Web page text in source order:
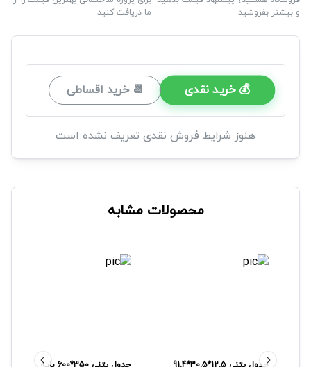
و بیشتر بفروشید
ما دریافت کنید
💰 خرید نقدی 📆 خرید اقساطی
هنوز شرایط فروش نقدی تعریف نشده است
محصولات مشابه